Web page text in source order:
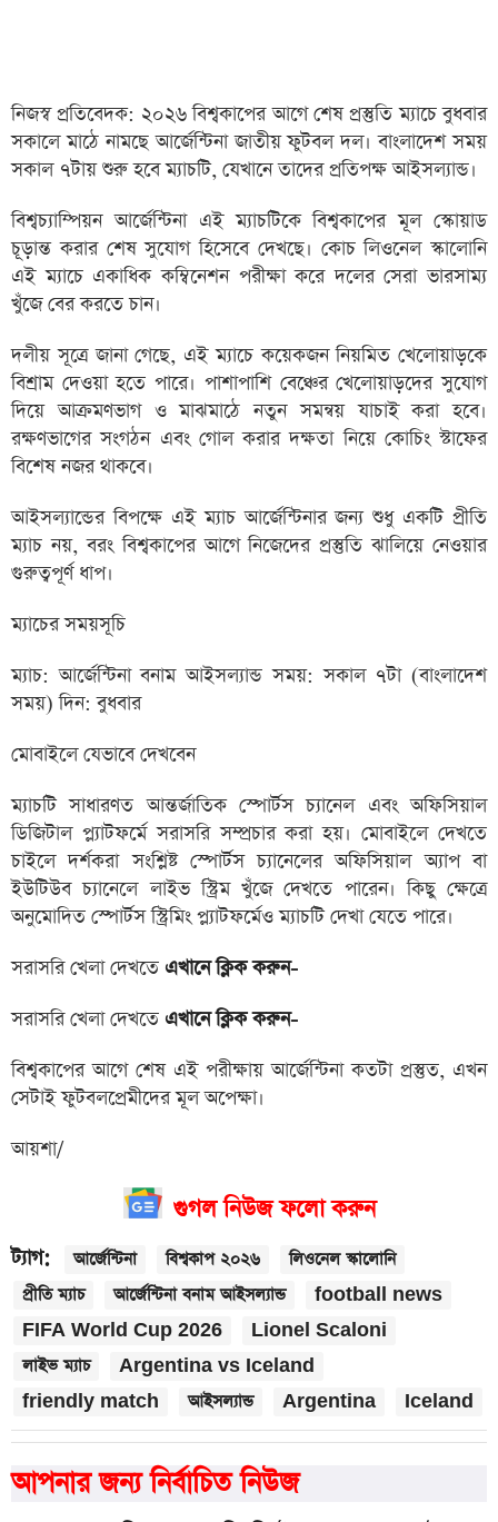
নিজস্ব প্রতিবেদক: ২০২৬ বিশ্বকাপের আগে শেষ প্রস্তুতি ম্যাচে বুধবার
সকালে মাঠে নামছে আর্জেন্টিনা জাতীয় ফুটবল দল। বাংলাদেশ সময়
সকাল ৭টায় শুরু হবে ম্যাচটি, যেখানে তাদের প্রতিপক্ষ আইসল্যান্ড।
বিশ্বচ্যাম্পিয়ন আর্জেন্টিনা এই ম্যাচটিকে বিশ্বকাপের মূল স্কোয়াড
চূড়ান্ত করার শেষ সুযোগ হিসেবে দেখছে। কোচ লিওনেল স্কালোনি
এই ম্যাচে একাধিক কম্বিনেশন পরীক্ষা করে দলের সেরা ভারসাম্য
খুঁজে বের করতে চান।
দলীয় সূত্রে জানা গেছে, এই ম্যাচে কয়েকজন নিয়মিত খেলোয়াড়কে
বিশ্রাম দেওয়া হতে পারে। পাশাপাশি বেঞ্চের খেলোয়াড়দের সুযোগ
দিয়ে আক্রমণভাগ ও মাঝমাঠে নতুন সমন্বয় যাচাই করা হবে।
রক্ষণভাগের সংগঠন এবং গোল করার দক্ষতা নিয়ে কোচিং স্টাফের
বিশেষ নজর থাকবে।
আইসল্যান্ডের বিপক্ষে এই ম্যাচ আর্জেন্টিনার জন্য শুধু একটি প্রীতি
ম্যাচ নয়, বরং বিশ্বকাপের আগে নিজেদের প্রস্তুতি ঝালিয়ে নেওয়ার
গুরুত্বপূর্ণ ধাপ।
ম্যাচের সময়সূচি
ম্যাচ: আর্জেন্টিনা বনাম আইসল্যান্ড সময়: সকাল ৭টা (বাংলাদেশ
সময়) দিন: বুধবার
মোবাইলে যেভাবে দেখবেন
ম্যাচটি সাধারণত আন্তর্জাতিক স্পোর্টস চ্যানেল এবং অফিসিয়াল
ডিজিটাল প্ল্যাটফর্মে সরাসরি সম্প্রচার করা হয়। মোবাইলে দেখতে
চাইলে দর্শকরা সংশ্লিষ্ট স্পোর্টস চ্যানেলের অফিসিয়াল অ্যাপ বা
ইউটিউব চ্যানেলে লাইভ স্ট্রিম খুঁজে দেখতে পারেন। কিছু ক্ষেত্রে
অনুমোদিত স্পোর্টস স্ট্রিমিং প্ল্যাটফর্মেও ম্যাচটি দেখা যেতে পারে।
সরাসরি খেলা দেখতে এখানে ক্লিক করুন-
সরাসরি খেলা দেখতে এখানে ক্লিক করুন-
বিশ্বকাপের আগে শেষ এই পরীক্ষায় আর্জেন্টিনা কতটা প্রস্তুত, এখন
সেটাই ফুটবলপ্রেমীদের মূল অপেক্ষা।
আয়শা/
গুগল নিউজ ফলো করুন
ট্যাগ: আর্জেন্টিনা বিশ্বকাপ ২০২৬
লিওনেল স্কালোনি
প্রীতি ম্যাচ
আর্জেন্টিনা বনাম আইসল্যান্ড
football news
FIFA World Cup 2026
Lionel Scaloni
লাইভ ম্যাচ
Argentina vs Iceland
friendly match
আইসল্যান্ড Argentina Iceland
আপনার জন্য নির্বাচিত নিউজ